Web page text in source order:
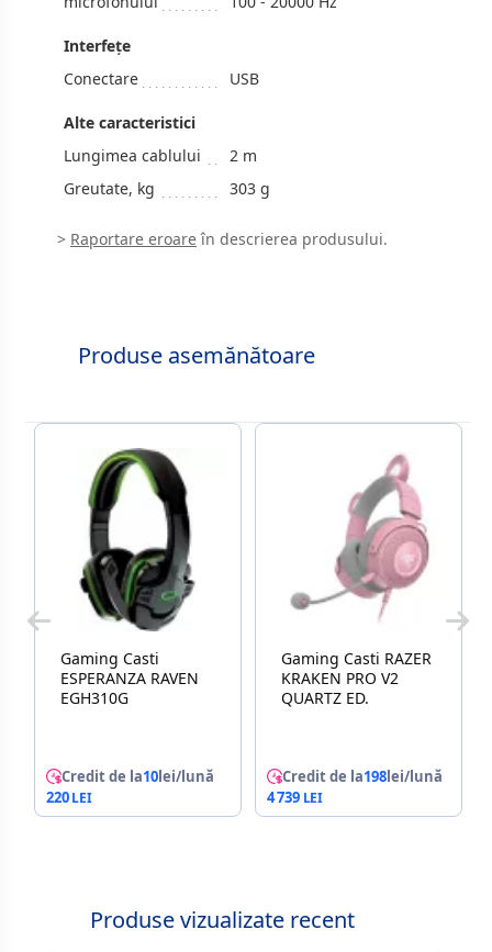
Interfeţe
Conectare
USB
Alte caracteristici
Lungimea cablului
2 m
Greutate, kg
303 g
> Raportare eroareîn descrierea produsului.
Produse asemănătoare
Gaming Casti
ESPERANZA RAVEN
EGH310G
Credit de la10lei/lună
220
Gaming Casti RAZER
KRAKEN PRO V2
QUARTZ ED.
Credit de la198lei/lună
4 739
Produse vizualizate recent